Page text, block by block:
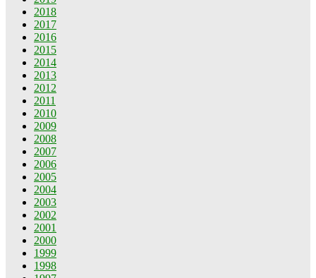
2018
2017
2016
2015
2014
2013
2012
2011
2010
2009
2008
2007
2006
2005
2004
2003
2002
2001
2000
1999
1998